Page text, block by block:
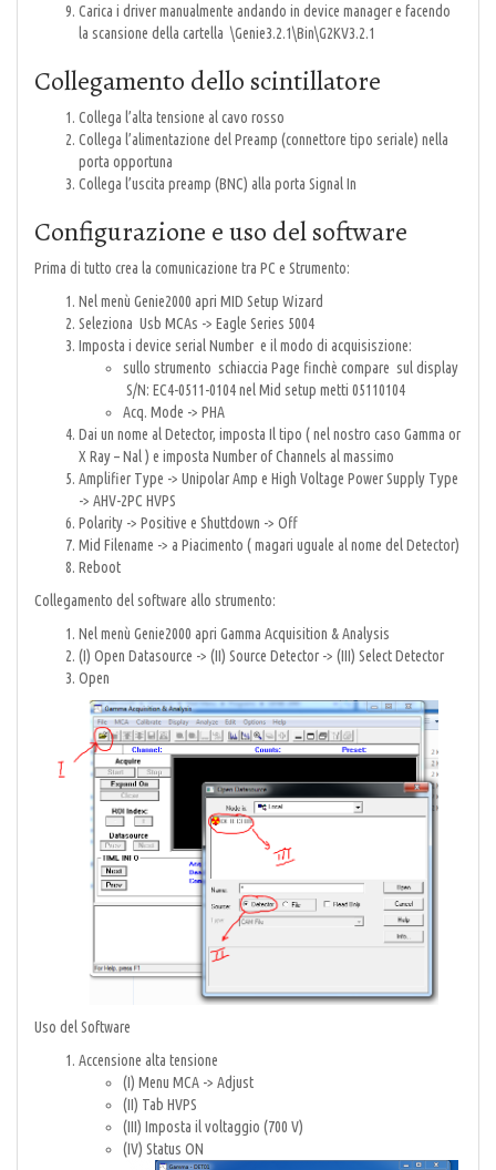
Carica i driver manualmente andando in device manager e facendo
la scansione della cartella \Genie3.2.1\Bin\G2KV3.2.1
Collegamento dello scintillatore
Collega l’alta tensione al cavo rosso
Collega l’alimentazione del Preamp (connettore tipo seriale) nella
porta opportuna
Collega l’uscita preamp (BNC) alla porta Signal In
Configurazione e uso del software
Prima di tutto crea la comunicazione tra PC e Strumento:
Nel menù Genie2000 apri MID Setup Wizard
Seleziona Usb MCAs -> Eagle Series 5004
Imposta i device serial Number e il modo di acquisiszione:
sullo strumento schiaccia Page finchè compare sul display
S/N: EC4-0511-0104 nel Mid setup metti 05110104
Acq. Mode -> PHA
Dai un nome al Detector, imposta Il tipo ( nel nostro caso Gamma or
X Ray – Nal ) e imposta Number of Channels al massimo
Amplifier Type -> Unipolar Amp e High Voltage Power Supply Type
-> AHV-2PC HVPS
Polarity -> Positive e Shuttdown -> Off
Mid Filename -> a Piacimento ( magari uguale al nome del Detector)
Reboot
Collegamento del software allo strumento:
Nel menù Genie2000 apri Gamma Acquisition & Analysis
(I) Open Datasource -> (II) Source Detector -> (III) Select Detector
Open
Uso del Software
Accensione alta tensione
(I) Menu MCA -> Adjust
(II) Tab HVPS
(III) Imposta il voltaggio (700 V)
(IV) Status ON